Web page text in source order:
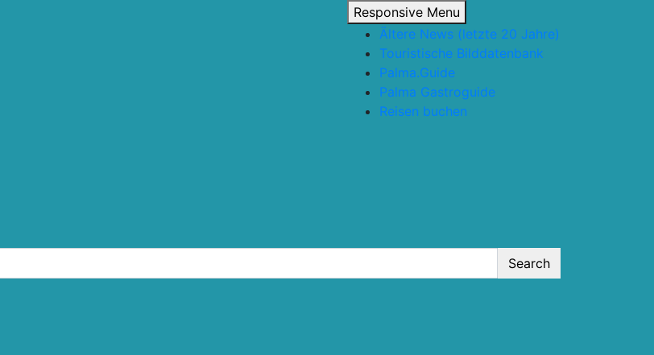
Responsive Menu
Ältere News (letzte 20 Jahre)
Touristische Bilddatenbank
Palma.Guide
Palma Gastroguide
Reisen buchen
Search